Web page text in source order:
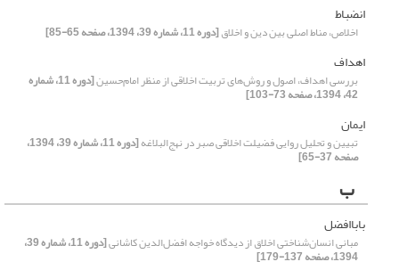
انضباط
اخلاص، مناط اصلی بین دین و اخلاق[دوره 11، شماره 39، 1394، صفحه 65-85]
اهداف
بررسی اهداف، اصول و روش‌های تربیت اخلاقی از منظر امام‌حسین [دوره 11، شماره
42، 1394، صفحه 73-103]
ایمان
تبیین و تحلیل روایی فضیلت اخلاقی صبر در نهج‌البلاغه [دوره 11، شماره 39، 1394،
صفحه 37-65]
ب
باباافضل
مبانی انسان‌شناختی اخلاق از دیدگاه خواجه افضل‌الدین کاشانی [دوره 11، شماره 39،
1394، صفحه 137-179]